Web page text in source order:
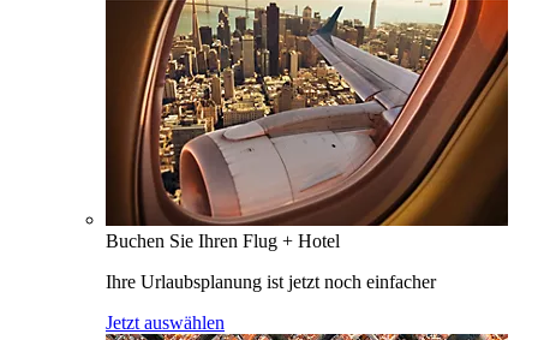
Buchen Sie Ihren Flug + Hotel
Ihre Urlaubsplanung ist jetzt noch einfacher
Jetzt auswählen